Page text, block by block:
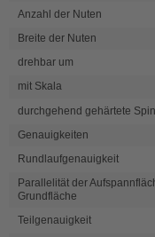
Anzahl der Nuten
Breite der Nuten
drehbar um
mit Skala
durchgehend gehärtete
Genauigkeiten
Rundlaufgenauigkeit
Parallelität der
Grundfläche
Teilgenauigkeit